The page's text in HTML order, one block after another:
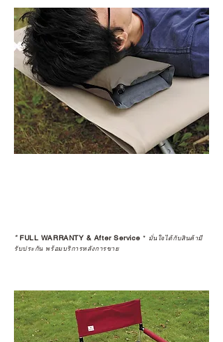
*FULL WARRANTY & After Service * มั่นใจได้กับสินค้ามี
รับประกัน พร้อมบริการหลังการขาย